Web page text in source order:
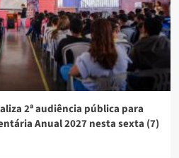
2ª audiência pública para
Anual 2027 nesta sexta (7)